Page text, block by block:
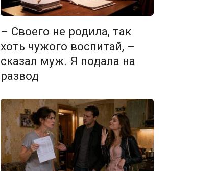
– Своего не родила, так
хоть чужого воспитай, –
сказал муж. Я подала на
развод